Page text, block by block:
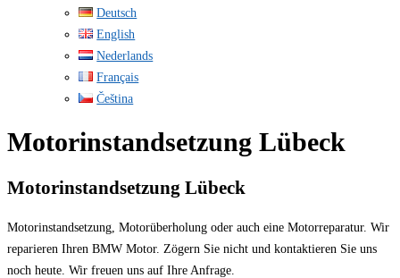
Deutsch
English
Nederlands
Français
Čeština
Motorinstandsetzung Lübeck
Motorinstandsetzung Lübeck
Motorinstandsetzung, Motorüberholung oder auch eine Motorreparatur. Wir
reparieren Ihren BMW Motor. Zögern Sie nicht und kontaktieren Sie uns
noch heute. Wir freuen uns auf Ihre Anfrage.